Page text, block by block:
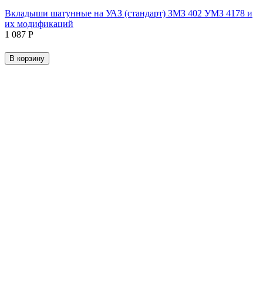
Вкладыши шатунные на УАЗ (стандарт) ЗМЗ 402 УМЗ 4178 и
их модификаций
1 087 Р
В корзину